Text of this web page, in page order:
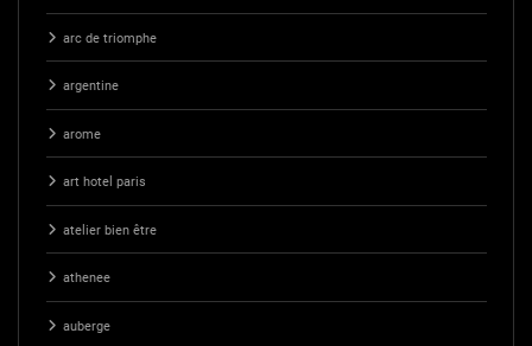
arc de triomphe
argentine
arome
art hotel paris
atelier bien être
athenee
auberge